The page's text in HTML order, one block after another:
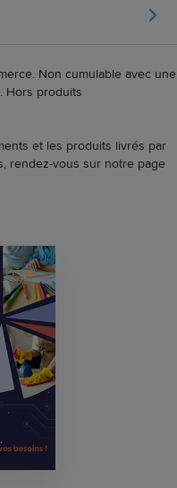
Non cumulable avec une
Hors produits
et les produits livrés par
rendez-vous sur notre page